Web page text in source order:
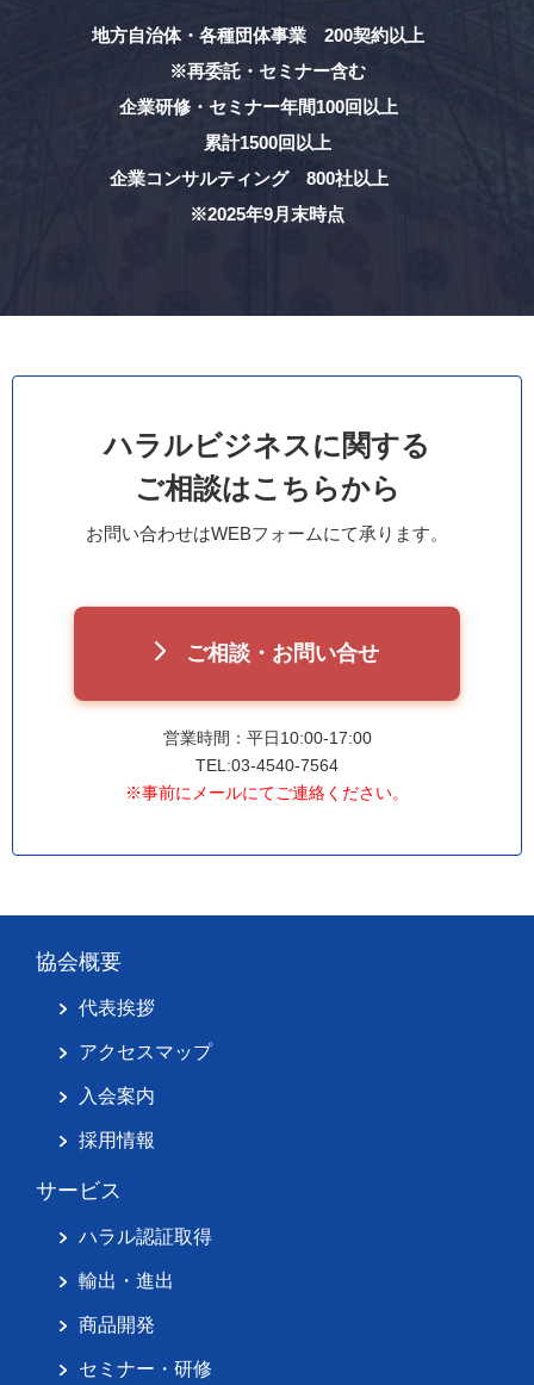
地方自治体・各種団体事業 200契約以上
※再委託・セミナー含む
企業研修・セミナー年間100回以上
累計1500回以上
企業コンサルティング 800社以上
※2025年9月末時点
ハラルビジネスに関する
ご相談はこちらから
お問い合わせはWEBフォームにて承ります。
ご相談・お問い合せ
営業時間：平日10:00-17:00
TEL:03-4540-7564
※事前にメールにてご連絡ください。
協会概要
代表挨拶
アクセスマップ
入会案内
採用情報
サービス
ハラル認証取得
輸出・進出
商品開発
セミナー・研修